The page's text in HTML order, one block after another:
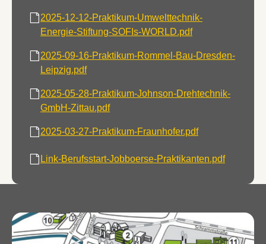
2025-12-12-Praktikum-Umwelttechnik-
Energie-Stiftung-SOFIs-WORLD.pdf
2025-09-16-Praktikum-Rommel-Bau-Dresden-
Leipzig.pdf
2025-05-28-Praktikum-Johnson-Drehtechnik-
GmbH-Zittau.pdf
2025-03-27-Praktikum-Fraunhofer.pdf
Link-Berufsstart-Jobboerse-Praktikanten.pdf